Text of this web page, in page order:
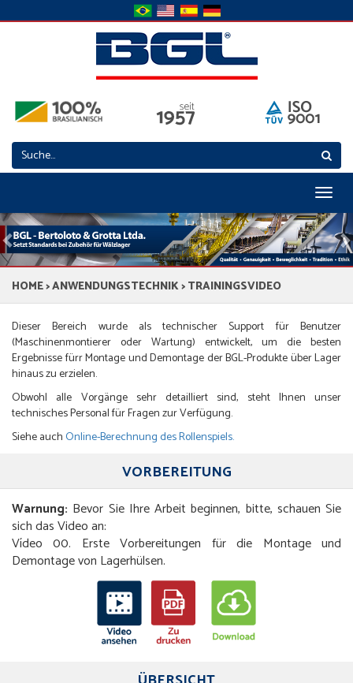
Previous
HOME>ANWENDUNGSTECHNIK> TRAININGSVIDEO
Dieser Bereich wurde als technischer Support für Benutzer
(Maschinenmontierer oder Wartung) entwickelt, um die besten
Ergebnisse fürr Montage und Demontage der BGL-Produkte über Lager
hinaus zu erzielen.
Obwohl alle Vorgänge sehr detailliert sind, steht Ihnen unser
technisches Personal für Fragen zur Verfügung.
Siehe auch Online-Berechnung des Rollenspiels.
VORBEREITUNG
Warnung: Bevor Sie Ihre Arbeit beginnen, bitte, schauen Sie
sich das Video an:
Vídeo 00. Erste Vorbereitungen für die Montage und
Demontage von Lagerhülsen.